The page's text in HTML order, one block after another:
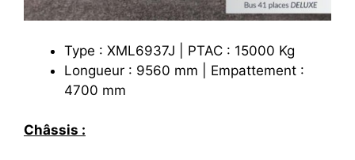
Type : XML6937J | PTAC : 15000 Kg
Longueur : 9560 mm | Empattement :
4700 mm
Châssis :